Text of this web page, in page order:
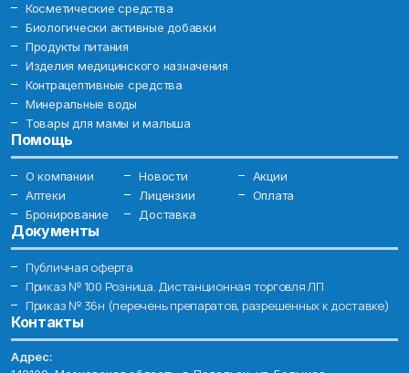
Косметические средства
Биологически активные добавки
Продукты питания
Изделия медицинского назначения
Контрацептивные средства
Минеральные воды
Товары для мамы и малыша
Помощь
О компании Новости
Акции
Аптеки
Лицензии
Оплата
Бронирование
Доставка
Документы
Публичная оферта
Приказ № 100 Розница. Дистанционная торговля ЛП
Приказ № 36н (перечень препаратов, разрешенных к доставке)
Контакты
Адрес: